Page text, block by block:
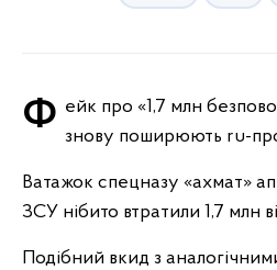
Фейк про «1,7 млн безповоротних втрат ЗСУ» знову поширюють ru-
Ватажок спецназу «ахмат»
ЗСУ нібито втратили 1,7 млн
Подібний вкид з